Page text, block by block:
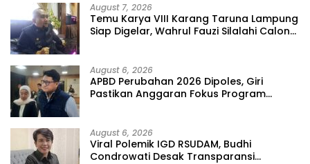
August 7, 2026
Temu Karya VIII Karang Taruna Lampung
Siap Digelar, Wahrul Fauzi Silalahi Calon
August 6, 2026
APBD Perubahan 2026 Dipoles, Giri
Pastikan Anggaran Fokus Program
August 6, 2026
Viral Polemik IGD RSUDAM, Budhi
Condrowati Desak Transparansi